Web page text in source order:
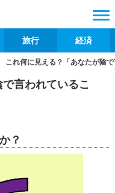
旅行 経済
これ何に見える？「あなたが陰
言われているこ
？